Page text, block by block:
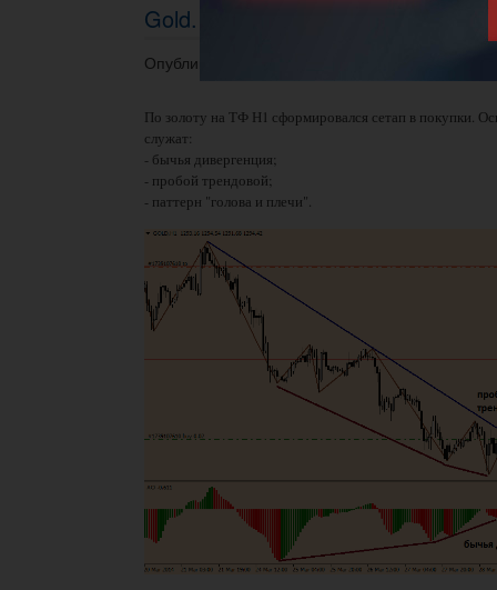
Gold. ТФ H1, 31.03.2014г.
Опубликовано 31.03.2014 в 13:39.
По золоту на ТФ Н1 сформировался сетап в покупки.
служат:
- бычья дивергенция;
- пробой трендовой;
- паттерн "голова и плечи".